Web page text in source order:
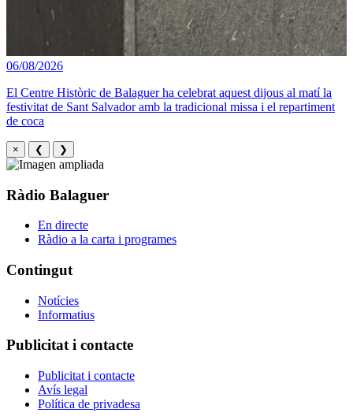
06/08/2026
El Centre Històric de Balaguer ha celebrat aquest dijous al matí la
festivitat de Sant Salvador amb la tradicional missa i el repartiment
de coca
× ❮ ❯
Ràdio Balaguer
En directe
Ràdio a la carta i programes
Contingut
Notícies
Informatius
Publicitat i contacte
Publicitat i contacte
Avís legal
Política de privadesa